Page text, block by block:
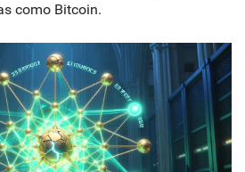
como Bitcoin.